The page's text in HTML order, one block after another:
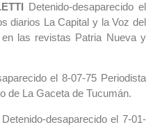
Detenido-desaparecido el
diarios La Capital y la Voz del
las revistas Patria Nueva y
el 8-07-75 Periodista
de La Gaceta de Tucumán.
Detenido-desaparecido el 7-01-